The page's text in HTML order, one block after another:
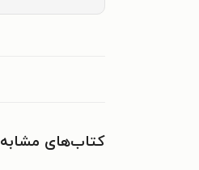
کتاب‌های مشابه